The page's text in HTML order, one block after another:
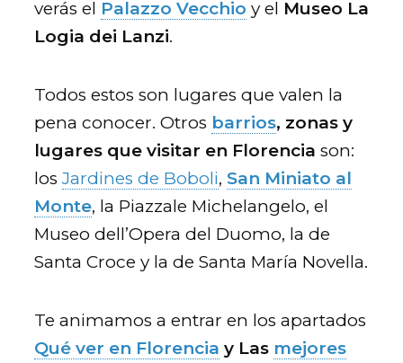
verás el Palazzo Vecchio y el Museo La
Logia dei Lanzi.
Todos estos son lugares que valen la
pena conocer. Otros barrios, zonas y
lugares que visitar en Florencia son:
losJardines de Boboli, San Miniato al
Monte, la Piazzale Michelangelo, el
Museo dell’Opera del Duomo, la de
Santa Croce y la de Santa María Novella.
Te animamos a entrar en los apartados
Qué ver en Florencia y Las mejores